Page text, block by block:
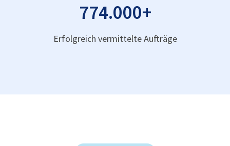
774.000+
Erfolgreich vermittelte Aufträge